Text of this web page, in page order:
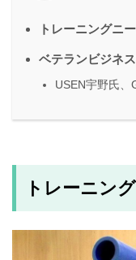
トレーニングニ
ベテランビジネ
USEN宇野氏、
トレーニン